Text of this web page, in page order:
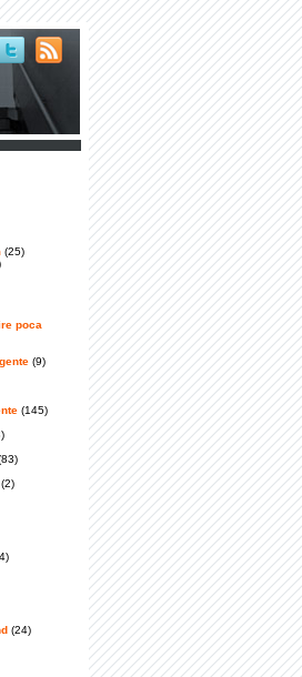
(25)
poca
(9)
(145)
(2)
(24)